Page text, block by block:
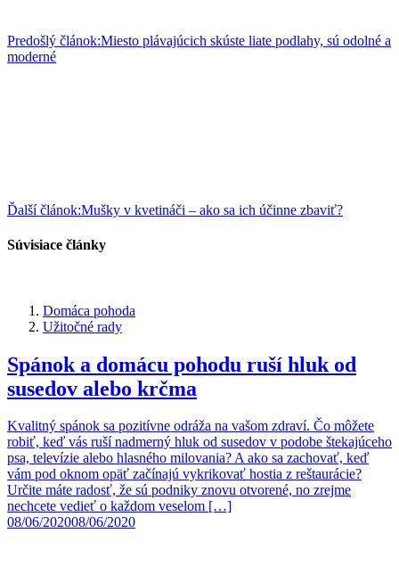
Predošlý článok:Miesto plávajúcich skúste liate podlahy, sú odolné a
moderné
Ďalší článok:Mušky v kvetináči – ako sa ich účinne zbaviť?
Súvisiace články
Domáca pohoda
Užitočné rady
Spánok a domácu pohodu ruší hluk od
susedov alebo krčma
Kvalitný spánok sa pozitívne odráža na vašom zdraví. Čo môžete
robiť, keď vás ruší nadmerný hluk od susedov v podobe štekajúceho
psa, televízie alebo hlasného milovania? A ako sa zachovať, keď
vám pod oknom opäť začínajú vykrikovať hostia z reštaurácie?
Určite máte radosť, že sú podniky znovu otvorené, no zrejme
nechcete vedieť o každom veselom […]
08/06/202008/06/2020